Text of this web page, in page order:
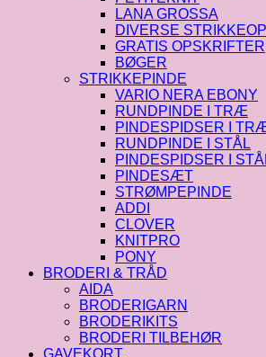
LANA GROSSA
DIVERSE
GRATIS OPSKRIFTER
BØGER
STRIKKEPINDE
VARIO NERA EBONY
RUNDPINDE I TRÆ
PINDESPIDSER I
RUNDPINDE I STÅL
PINDESPIDSER I
PINDESÆT
STRØMPEPINDE
ADDI
CLOVER
KNITPRO
PONY
BRODERI & TRÅD
AIDA
BRODERIGARN
BRODERIKITS
BRODERI TILBEHØR
GAVEKORT